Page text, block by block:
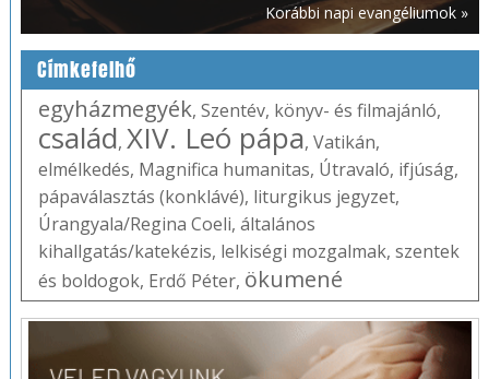
Korábbi napi evangéliumok »
Címkefelhő
egyházmegyék, Szentév, könyv- és filmajánló,
család, XIV. Leó pápa, Vatikán,
elmélkedés, Magnifica humanitas, Útravaló, ifjúság,
pápaválasztás (konklávé), liturgikus jegyzet,
Úrangyala/Regina Coeli, általános
kihallgatás/katekézis, lelkiségi mozgalmak, szentek
és boldogok, Erdő Péter, ökumené